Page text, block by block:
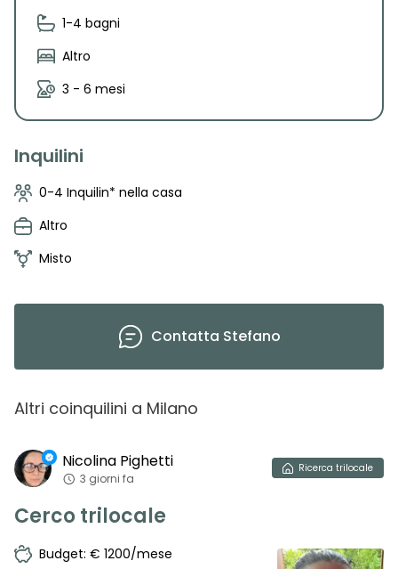
1-4 bagni
Altro
3 - 6 mesi
Inquilini
0-4 Inquilin* nella casa
Altro
Misto
Contatta Stefano
Altri coinquilini a Milano
Nicolina Pighetti
3 giorni fa
Ricerca trilocale
Cerco trilocale
Budget: € 1200/mese